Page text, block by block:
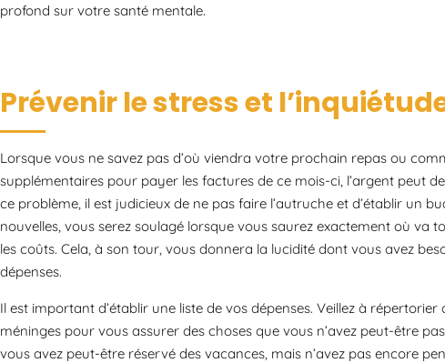
profond sur votre santé mentale.
Prévenir le stress et
Lorsque vous ne savez pas d’où viendra votre prochain repas ou
supplémentaires pour payer les factures de ce mois-ci, l’argent peut
ce problème, il est judicieux de ne pas faire l’autruche et d’établir un
nouvelles, vous serez soulagé lorsque vous saurez exactement où
les coûts. Cela, à son tour, vous donnera la lucidité dont vous avez
dépenses.
Il est important d’établir une liste de vos dépenses. Veillez à
méninges pour vous assurer des choses que vous n’avez peut-être
vous avez peut-être réservé des vacances, mais n’avez pas encore